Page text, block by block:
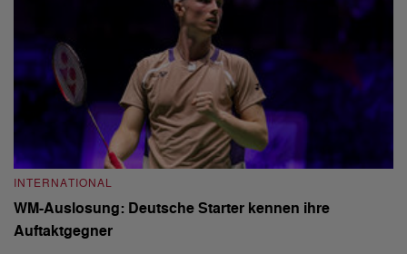
INTERNATIONAL
WM-Auslosung: Deutsche Starter kennen ihre
Auftaktgegner